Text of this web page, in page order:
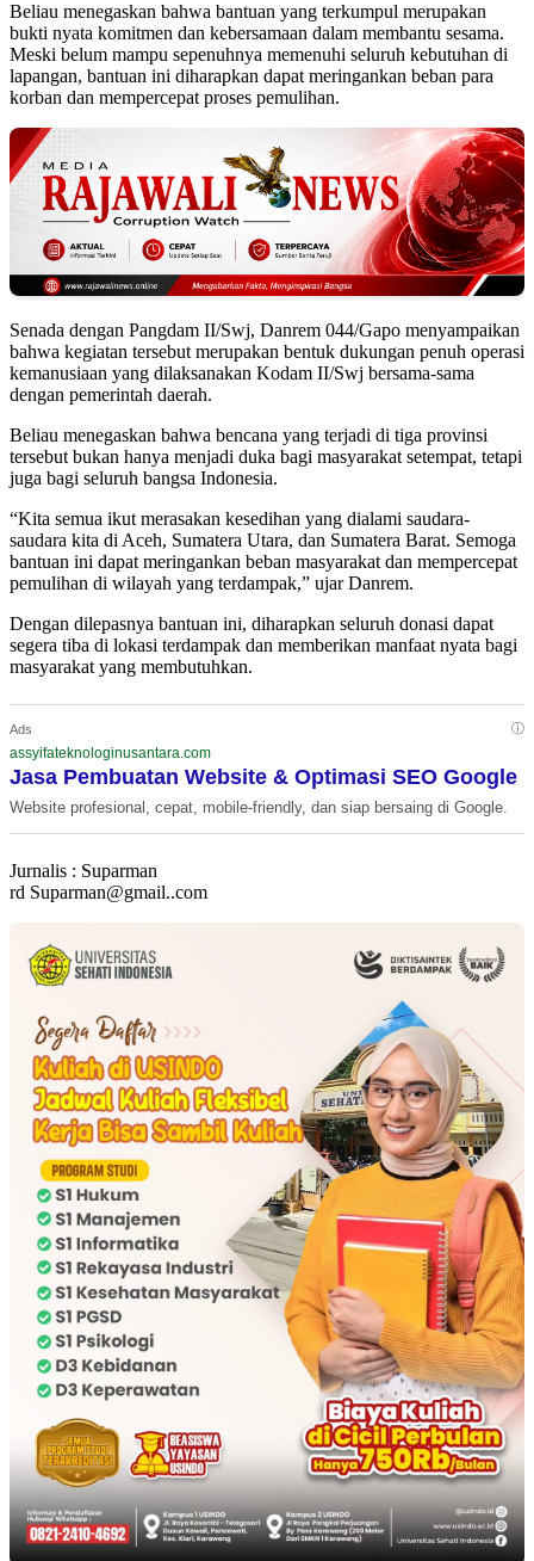
Beliau menegaskan bahwa bantuan yang terkumpul merupakan
bukti nyata komitmen dan kebersamaan dalam membantu sesama.
Meski belum mampu sepenuhnya memenuhi seluruh kebutuhan di
lapangan, bantuan ini diharapkan dapat meringankan beban para
korban dan mempercepat proses pemulihan.
Senada dengan Pangdam II/Swj, Danrem 044/Gapo menyampaikan
bahwa kegiatan tersebut merupakan bentuk dukungan penuh operasi
kemanusiaan yang dilaksanakan Kodam II/Swj bersama-sama
dengan pemerintah daerah.
Beliau menegaskan bahwa bencana yang terjadi di tiga provinsi
tersebut bukan hanya menjadi duka bagi masyarakat setempat, tetapi
juga bagi seluruh bangsa Indonesia.
“Kita semua ikut merasakan kesedihan yang dialami saudara-
saudara kita di Aceh, Sumatera Utara, dan Sumatera Barat. Semoga
bantuan ini dapat meringankan beban masyarakat dan mempercepat
pemulihan di wilayah yang terdampak,” ujar Danrem.
Dengan dilepasnya bantuan ini, diharapkan seluruh donasi dapat
segera tiba di lokasi terdampak dan memberikan manfaat nyata bagi
masyarakat yang membutuhkan.
Ads ⓘ
assyifateknologinusantara.com
Jasa Pembuatan Website & Optimasi SEO Google
Website profesional, cepat, mobile-friendly, dan siap bersaing di Google.
Jurnalis : Suparman
rd Suparman@gmail..com